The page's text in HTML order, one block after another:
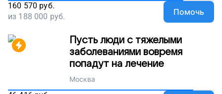
160 570 руб.
из 188 000 руб. Помочь
Пусть люди с тяжелыми
заболеваниями вовремя
попадут на лечение
Москва